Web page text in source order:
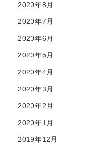
2020年8月
2020年7月
2020年6月
2020年5月
2020年4月
2020年3月
2020年2月
2020年1月
2019年12月